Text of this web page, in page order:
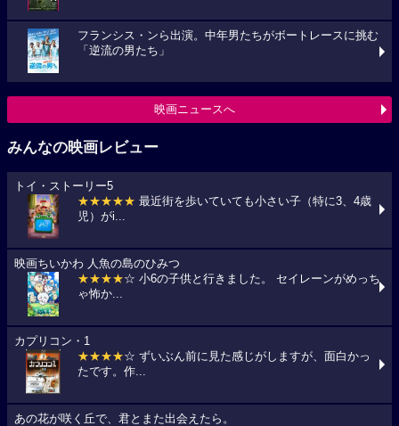
フランシス・ンら出演。中年男たちがボートレースに挑む
「逆流の男たち」
映画ニュースへ
みんなの映画レビュー
トイ・ストーリー5
★★★★★ 最近街を歩いていても小さい子（特に3、4歳
児）がi...
映画ちいかわ 人魚の島のひみつ
★★★★☆ 小6の子供と行きました。 セイレーンがめっち
ゃ怖か...
カプリコン・1
★★★★☆ ずいぶん前に見た感じがしますが、面白かっ
たです。作...
あの花が咲く丘で、君とまた出会えたら。